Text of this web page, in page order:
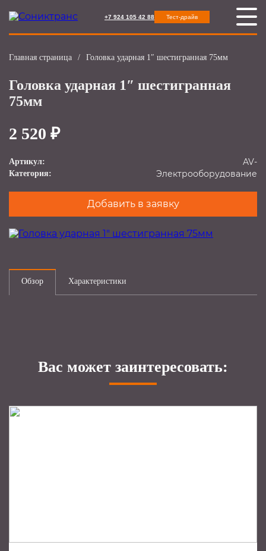
+7 924 105 42 88 Тест-драйв
Главная страница / Головка ударная 1″ шестигранная 75мм
Головка ударная 1″ шестигранная
75мм
2 520 ₽
Артикул: AV-
Категория: Электрооборудование
Добавить в заявку
Обзор Характеристики
Вас может заинтересовать: